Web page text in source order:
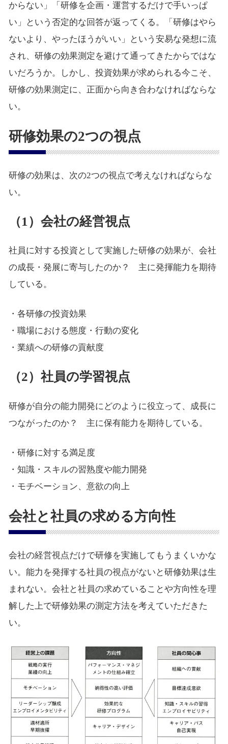
からない」「研修を企画・運営するだけで手いっぱ
い」という否定的な回答が返ってくる。「研修はやら
ないより、やったほうがいい」という安易な発想に流
され、研修の効果測定を避けて通ってきたからではな
いだろうか。しかし、投資効果が求められる今こそ、
研修の効果測定に、正面から向き合わなければならな
い。
研修効果の2つの視点
研修の効果は、次の2つの視点で考えなければならな
い。
（1）会社の経営視点
社員に対する投資として実施した研修の効果が、会社
の成長・発展に寄与したのか？ 主に発揮能力を期待
している。
・各研修の投資効果
・職場における態度・行動の変化
・業績への研修の貢献度
（2）社員の学習視点
研修が自分の能力開発にどのように役立って、成長に
つながったのか？ 主に保有能力を期待している。
・研修に対する満足度
・知識・スキルの習熟度や能力開発
・モチベーション、意欲の向上
会社と社員の求める方向性
会社の経営視点だけで研修を実施してもうまくいかな
い。能力を発揮する社員の視点がないと研修効果は生
まれない。会社と社員の求めていることや方向性を理
解した上で研修効果の測定方法を考えていただきた
い。